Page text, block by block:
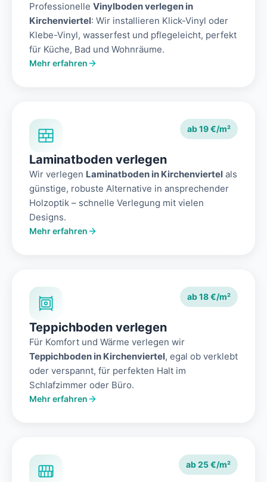
Professionelle Vinylboden verlegen in
Kirchenviertel: Wir installieren Klick-Vinyl oder
Klebe-Vinyl, wasserfest und pflegeleicht, perfekt
für Küche, Bad und Wohnräume.
Mehr erfahren
ab 19 €/m²
Laminatboden verlegen
Wir verlegen Laminatboden in Kirchenviertel als
günstige, robuste Alternative in ansprechender
Holzoptik – schnelle Verlegung mit vielen
Designs.
Mehr erfahren
ab 18 €/m²
Teppichboden verlegen
Für Komfort und Wärme verlegen wir
Teppichboden in Kirchenviertel, egal ob verklebt
oder verspannt, für perfekten Halt im
Schlafzimmer oder Büro.
Mehr erfahren
ab 25 €/m²